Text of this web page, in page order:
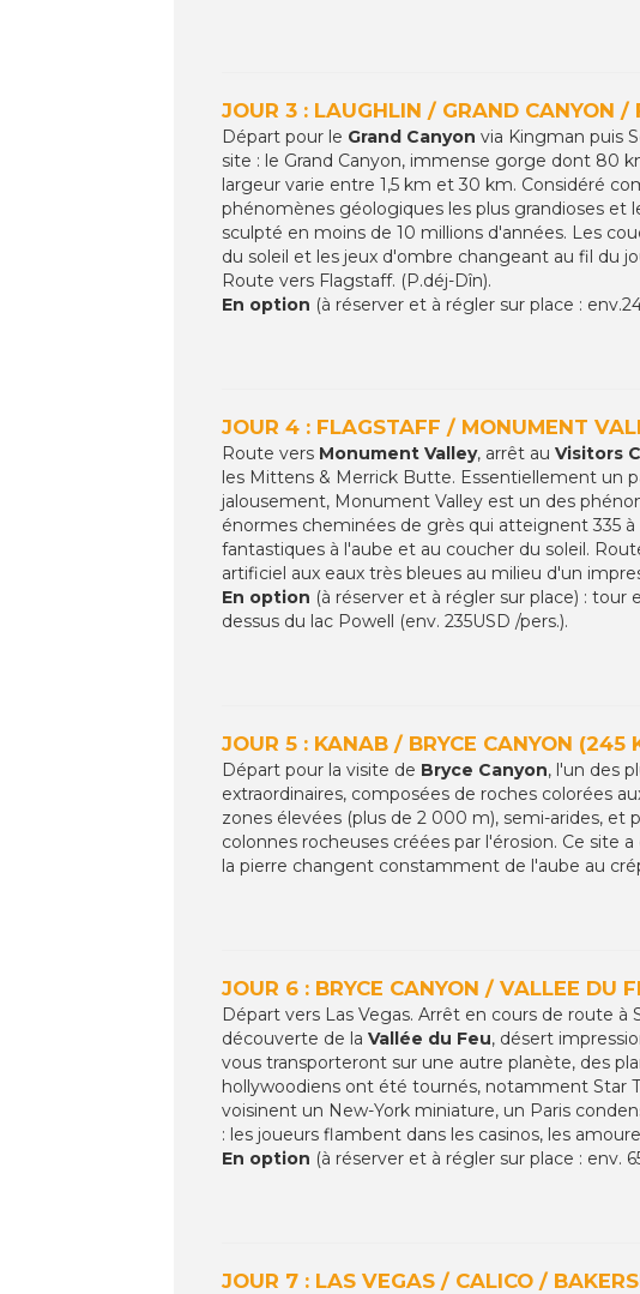
JOUR 3 : LAUGHLIN / GRAND CANYON
Départ pour le Grand Canyon via Kingman puis
site : le Grand Canyon, immense gorge dont 80
largeur varie entre 1,5 km et 30 km. Considéré
phénomènes géologiques les plus grandioses et
sculpté en moins de 10 millions d'années. Les
du soleil et les jeux d'ombre changeant au fil du
Route vers Flagstaff. (P.déj-Dîn).
En option (à réserver et à régler sur place :
JOUR 4 : FLAGSTAFF / MONUMENT
Route vers Monument Valley, arrêt au Visitors
les Mittens & Merrick Butte. Essentiellement un
jalousement, Monument Valley est un des
énormes cheminées de grès qui atteignent 335
fantastiques à l'aube et au coucher du soleil.
artificiel aux eaux très bleues au milieu d'un
En option (à réserver et à régler sur place) : tour
dessus du lac Powell (env. 235USD /pers.).
JOUR 5 : KANAB / BRYCE CANYON (245
Départ pour la visite de Bryce Canyon, l'un des
extraordinaires, composées de roches colorées
zones élevées (plus de 2 000 m), semi-arides,
colonnes rocheuses créées par l'érosion. Ce site
la pierre changent constamment de l'aube au
JOUR 6 : BRYCE CANYON / VALLEE DU
Départ vers Las Vegas. Arrêt en cours de route à
découverte de la Vallée du Feu, désert
vous transporteront sur une autre planète, des
hollywoodiens ont été tournés, notamment Star
voisinent un New-York miniature, un Paris
: les joueurs flambent dans les casinos, les
En option (à réserver et à régler sur place : env.
JOUR 7 : LAS VEGAS / CALICO /